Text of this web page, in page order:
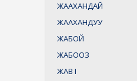
ЖААХАНДАЙ
ЖААХАНДУУ
ЖАБОЙ
ЖАБООЗ
ЖАВ I